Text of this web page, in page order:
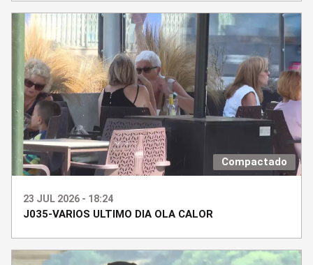
Compactado
23 JUL 2026 - 18:24
J035-VARIOS ULTIMO DIA OLA CALOR